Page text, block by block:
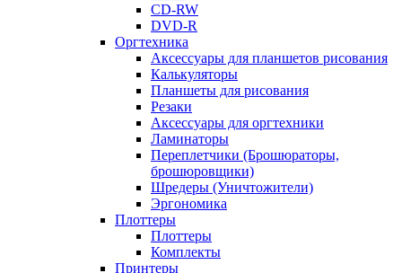
CD-RW
DVD-R
Оргтехника
Аксессуары для планшетов рисования
Калькуляторы
Планшеты для рисования
Резаки
Аксессуары для оргтехники
Ламинаторы
Переплетчики (Брошюраторы,
брошюровщики)
Шредеры (Уничтожители)
Эргономика
Плоттеры
Плоттеры
Комплекты
Принтеры